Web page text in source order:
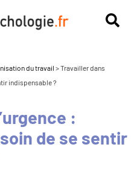
du travail >Travailler dans
indispensable ?
:
de se sentir